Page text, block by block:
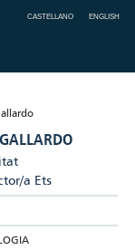
CASTELLANO ENGLISH
a Ets